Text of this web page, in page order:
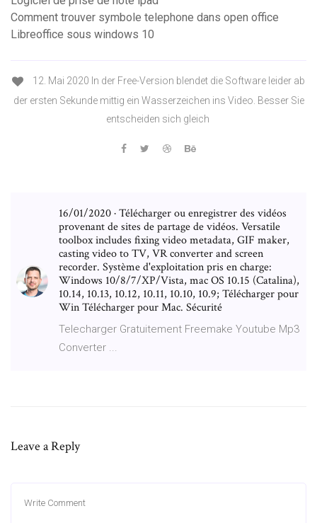
Comment trouver symbole telephone dans open office
Libreoffice sous windows 10
12. Mai 2020 In der Free-Version blendet die Software leider ab
der ersten Sekunde mittig ein Wasserzeichen ins Video. Besser Sie
entscheiden sich gleich
16/01/2020 · Télécharger ou enregistrer des vidéos
provenant de sites de partage de vidéos. Versatile
toolbox includes fixing video metadata, GIF maker,
casting video to TV, VR converter and screen
recorder. Système d'exploitation pris en charge:
Windows 10/8/7/XP/Vista, mac OS 10.15 (Catalina),
10.14, 10.13, 10.12, 10.11, 10.10, 10.9; Télécharger pour
Win Télécharger pour Mac. Sécurité
Telecharger Gratuitement Freemake Youtube Mp3
Converter ...
Leave a Reply